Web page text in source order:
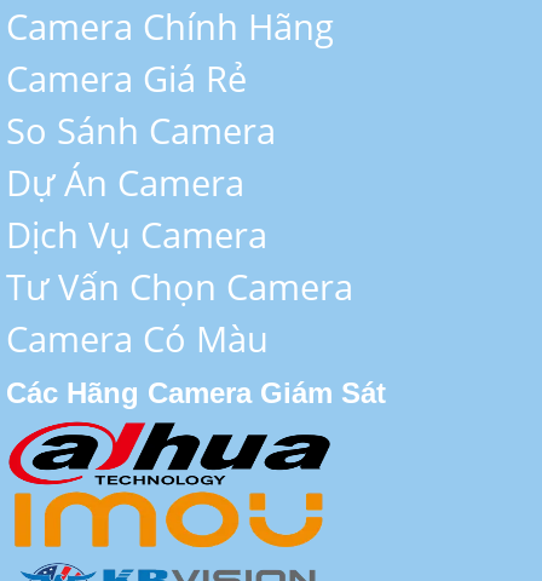
Camera Chính Hãng
Camera Giá Rẻ
So Sánh Camera
Dự Án Camera
Dịch Vụ Camera
Tư Vấn Chọn Camera
Camera Có Màu
Các Hãng Camera Giám Sát